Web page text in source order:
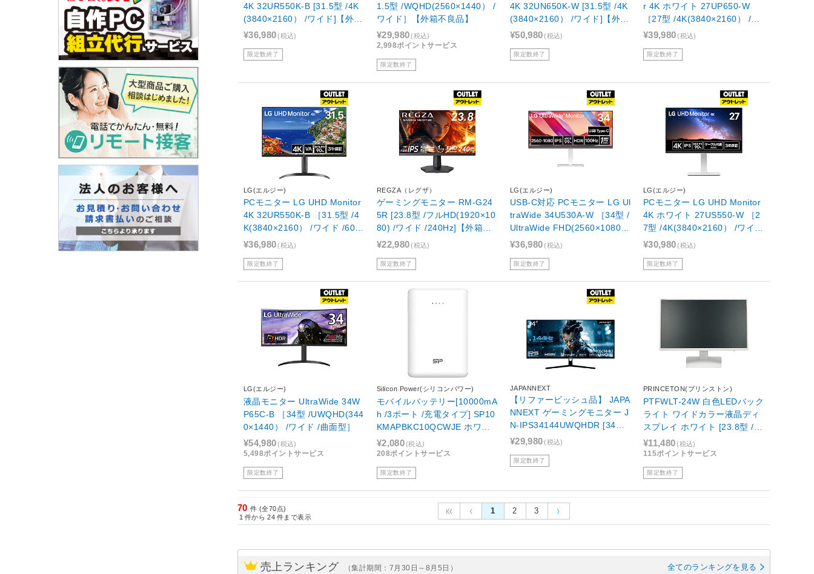
4K 32UR550K-B [31.5型 /4K
(3840×2160） /ワイド]【外箱
不良品】
¥36,980(税込)
限定数終了
1.5型 /WQHD(2560×1440） /
ワイド］【外箱不良品】
¥29,980(税込)
2,998ポイントサービス
限定数終了
4K 32UN650K-W [31.5型 /4K
(3840×2160） /ワイド]【外箱
不良品】
¥50,980(税込)
限定数終了
r 4K ホワイト 27UP650-W
［27型 /4K(3840×2160） /ワ
イド］【外箱不良品】
¥39,980(税込)
限定数終了
LG(エルジー)
PCモニター LG UHD Monitor
4K 32UR550K-B ［31.5型 /4
K(3840×2160） /ワイド /60H
z］【外箱不良品】
¥36,980(税込)
限定数終了
REGZA（レグザ）
ゲーミングモニター RM-G24
5R [23.8型 /フルHD(1920×10
80) /ワイド /240Hz]【外箱不
良品】
¥22,980(税込)
限定数終了
LG(エルジー)
USB-C対応 PCモニター LG Ul
traWide 34U530A-W ［34型 /
UltraWide FHD(2560×1080）
/ワイド /100Hz］【外箱不良
¥36,980(税込)
限定数終了
LG(エルジー)
PCモニター LG UHD Monitor
4K ホワイト 27US550-W ［2
7型 /4K(3840×2160） /ワイ
ド］【外箱不良品】
¥30,980(税込)
限定数終了
LG(エルジー)
液晶モニター UltraWide 34W
P65C-B ［34型 /UWQHD(344
0×1440） /ワイド /曲面型］
¥54,980(税込)
5,498ポイントサービス
限定数終了
Silicon Power(シリコンパワー)
モバイルバッテリー[10000mA
h /3ポート /充電タイプ] SP10
KMAPBKC10QCWJE ホワイ
ト
¥2,080(税込)
208ポイントサービス
限定数終了
JAPANNEXT
【リファービッシュ品】 JAPA
NNEXT ゲーミングモニター J
N-IPS34144UWQHDR [34型 /
UWQHD (3440×1440) /ワイ
¥29,980(税込)
限定数終了
PRINCETON(プリンストン)
PTFWLT-24W 白色LEDバック
ライト ワイドカラー液晶ディ
スプレイ ホワイト [23.8型 /ワ
イド /フルHD(1920×1080)]
【生産完了品】
¥11,480(税込)
115ポイントサービス
限定数終了
70 件 (全70点)
1 件から 24 件まで表示
1 2 3
売上ランキング （集計期間：7月30日～8月5日） 全てのランキングを見る